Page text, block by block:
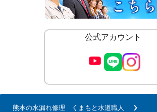
公式アカウント
熊本の水漏れ修理 くまもと水道職人